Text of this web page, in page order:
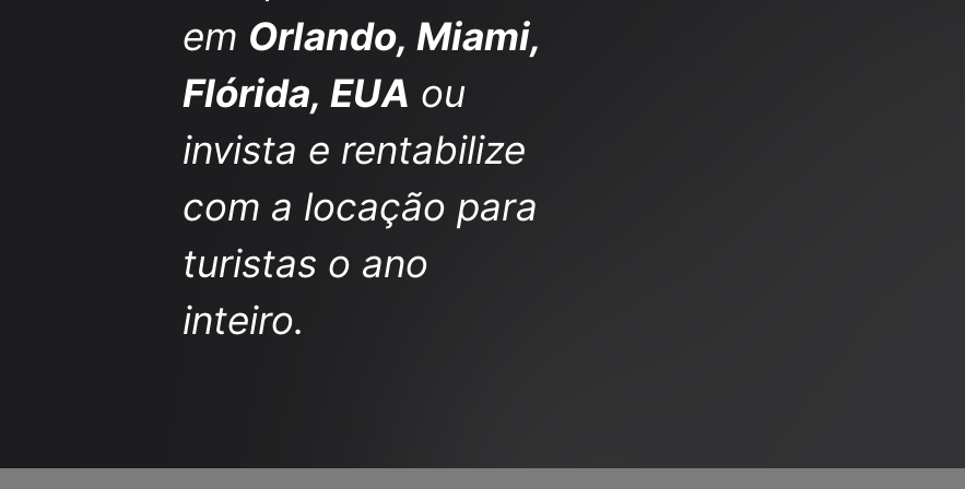
em Orlando, Miami,
Flórida, EUA ou
invista e rentabilize
com a locação para
turistas o ano
inteiro.